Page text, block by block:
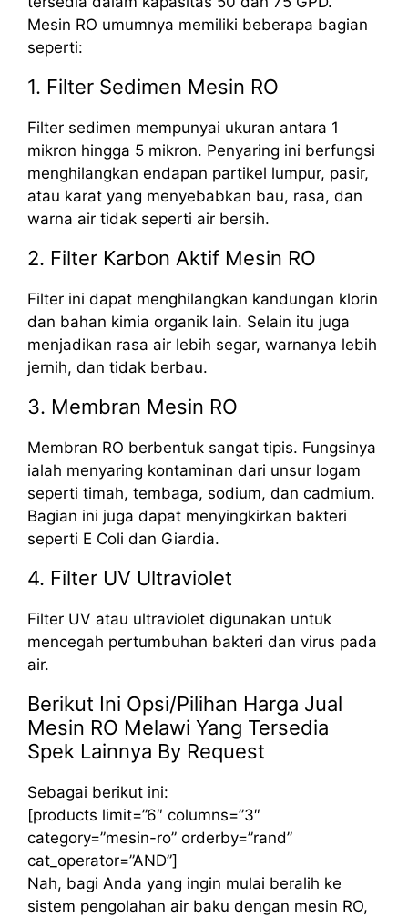
Mesin RO umumnya memiliki beberapa bagian
seperti:
1. Filter Sedimen Mesin RO
Filter sedimen mempunyai ukuran antara 1
mikron hingga 5 mikron. Penyaring ini berfungsi
menghilangkan endapan partikel lumpur, pasir,
atau karat yang menyebabkan bau, rasa, dan
warna air tidak seperti air bersih.
2. Filter Karbon Aktif Mesin RO
Filter ini dapat menghilangkan kandungan klorin
dan bahan kimia organik lain. Selain itu juga
menjadikan rasa air lebih segar, warnanya lebih
jernih, dan tidak berbau.
3. Membran Mesin RO
Membran RO berbentuk sangat tipis. Fungsinya
ialah menyaring kontaminan dari unsur logam
seperti timah, tembaga, sodium, dan cadmium.
Bagian ini juga dapat menyingkirkan bakteri
seperti E Coli dan Giardia.
4. Filter UV Ultraviolet
Filter UV atau ultraviolet digunakan untuk
mencegah pertumbuhan bakteri dan virus pada
air.
Berikut Ini Opsi/Pilihan Harga Jual
Mesin RO Melawi Yang Tersedia
Spek Lainnya By Request
Sebagai berikut ini:
[products limit=”6″ columns=”3″
category=”mesin-ro” orderby=”rand”
cat_operator=”AND”]
Nah, bagi Anda yang ingin mulai beralih ke
sistem pengolahan air baku dengan mesin RO,